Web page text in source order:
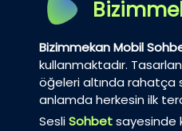
Bizimmekan Mobil
kullanmaktadır.
öğeleri altında rahatça
anlamda herkesin ilk
SesliSohbetsayesinde